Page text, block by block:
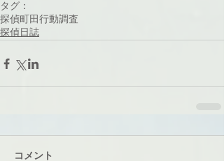
タグ：
探偵町田行動調査
探偵日誌
コメント